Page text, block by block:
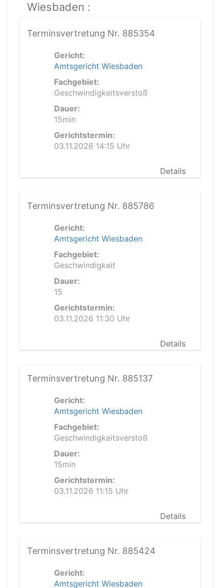
Wiesbaden :
Terminsvertretung Nr. 885354
Gericht:
Amtsgericht Wiesbaden
Fachgebiet:
Geschwindigkeitsverstoß
Dauer:
15min
Gerichtstermin:
03.11.2026 14:15 Uhr
Details
Terminsvertretung Nr. 885786
Gericht:
Amtsgericht Wiesbaden
Fachgebiet:
Geschwindigkeit
Dauer:
15
Gerichtstermin:
03.11.2026 11:30 Uhr
Details
Terminsvertretung Nr. 885137
Gericht:
Amtsgericht Wiesbaden
Fachgebiet:
Geschwindigkeitsverstoß
Dauer:
15min
Gerichtstermin:
03.11.2026 11:15 Uhr
Details
Terminsvertretung Nr. 885424
Gericht:
Amtsgericht Wiesbaden